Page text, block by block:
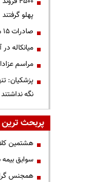
پهلو گرفتند
صادرات ۱۵ محصول کشاورزی آزاد شد
میانکاله
مراسم
پزشکیان:
نگه
پربحث ترین
هشتمین
سوابق
همجنس